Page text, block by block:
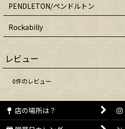
PENDLETON/ペンドルトン
Rockabilly
レビュー
0件のレビュー
店の場所は？